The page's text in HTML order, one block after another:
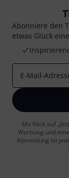
Abonniere den
etwas Glück
E-Mail-
Mit Klick auf
Werbung und
Abmeldung ist